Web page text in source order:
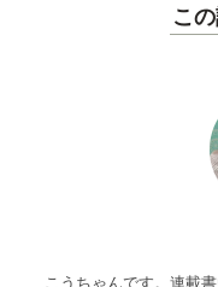
こ
こうちゃんです。連載